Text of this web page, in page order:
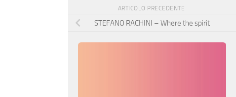
ARTICOLO PRECEDENTE
STEFANO RACHINI – Where the spirit